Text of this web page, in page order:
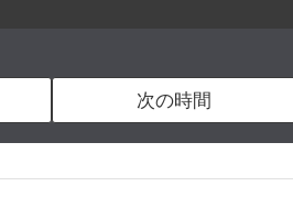
次の時間